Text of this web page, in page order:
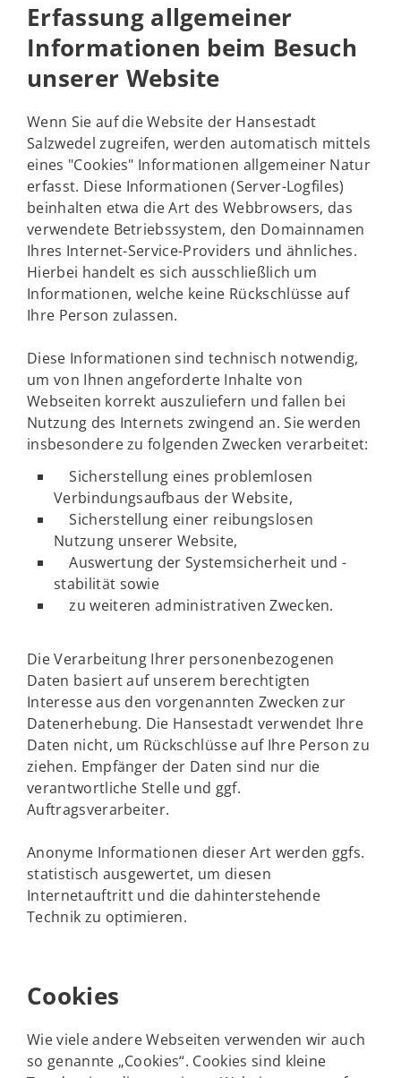
Erfassung allgemeiner
Informationen beim Besuch
unserer Website
Wenn Sie auf die Website der Hansestadt
Salzwedel zugreifen, werden automatisch mittels
eines "Cookies" Informationen allgemeiner Natur
erfasst. Diese Informationen (Server-Logfiles)
beinhalten etwa die Art des Webbrowsers, das
verwendete Betriebssystem, den Domainnamen
Ihres Internet-Service-Providers und ähnliches.
Hierbei handelt es sich ausschließlich um
Informationen, welche keine Rückschlüsse auf
Ihre Person zulassen.
Diese Informationen sind technisch notwendig,
um von Ihnen angeforderte Inhalte von
Webseiten korrekt auszuliefern und fallen bei
Nutzung des Internets zwingend an. Sie werden
insbesondere zu folgenden Zwecken verarbeitet:
Sicherstellung eines problemlosen
Verbindungsaufbaus der Website,
Sicherstellung einer reibungslosen
Nutzung unserer Website,
Auswertung der Systemsicherheit und -
stabilität sowie
zu weiteren administrativen Zwecken.
Die Verarbeitung Ihrer personenbezogenen
Daten basiert auf unserem berechtigten
Interesse aus den vorgenannten Zwecken zur
Datenerhebung. Die Hansestadt verwendet Ihre
Daten nicht, um Rückschlüsse auf Ihre Person zu
ziehen. Empfänger der Daten sind nur die
verantwortliche Stelle und ggf.
Auftragsverarbeiter.
Anonyme Informationen dieser Art werden ggfs.
statistisch ausgewertet, um diesen
Internetauftritt und die dahinterstehende
Technik zu optimieren.
Cookies
Wie viele andere Webseiten verwenden wir auch
so genannte „Cookies“. Cookies sind kleine